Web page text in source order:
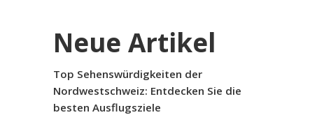
Neue Artikel
Top Sehenswürdigkeiten der
Nordwestschweiz: Entdecken Sie die
besten Ausflugsziele